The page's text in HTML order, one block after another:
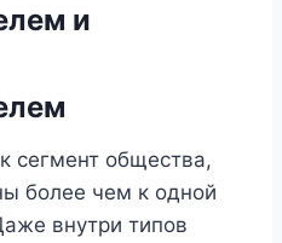
и
сегмент общества,
более чем к одной
внутри типов